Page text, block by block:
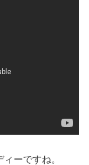
ーですね。